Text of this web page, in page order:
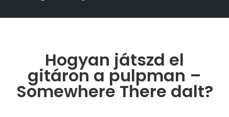
Hogyan játszd el
gitáron a pulpman –
Somewhere There dalt?